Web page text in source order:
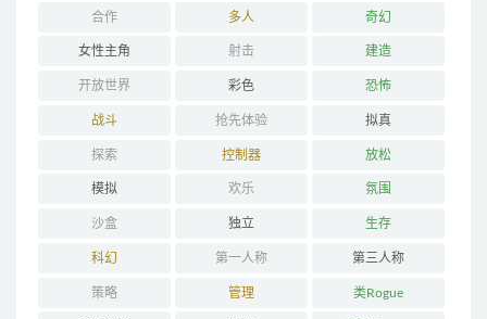
合作 多人 奇幻
女性主角 射击 建造
开放世界 彩色 恐怖
战斗 抢先体验 拟真
探索 控制器 放松
模拟 欢乐 氛围
沙盒 独立 生存
科幻 第一人称 第三人称
策略 管理 类Rogue